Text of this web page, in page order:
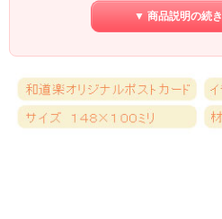
文字の中にいろんな動物や模様がかく
▼ 商品説明の続